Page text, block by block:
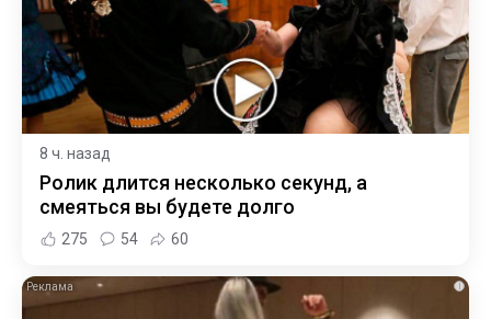
8 ч. назад
Ролик длится несколько секунд, а
смеяться вы будете долго
275 54 60
i